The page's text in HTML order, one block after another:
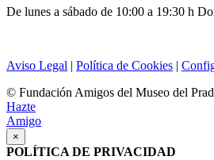
De lunes a sábado de 10:00 a 19:30 h
Aviso Legal | Política de Cookies |
© Fundación Amigos del Museo del
Hazte
Amigo
×
POLÍTICA DE PRIVACIDAD